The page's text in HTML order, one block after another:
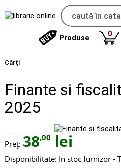
Produse 0
Cărţi
Finante si
2025
Preț: 38,00 lei
Disponibilitate: In stoc furnizor -